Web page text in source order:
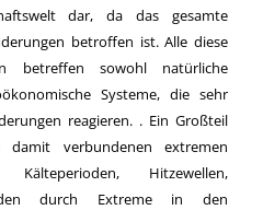
dar, da das gesamte
betroffen ist. Alle diese
betreffen sowohl natürliche
Systeme, die sehr
reagieren. . Ein Großteil
verbundenen extremen
Hitzewellen,
durch Extreme in den